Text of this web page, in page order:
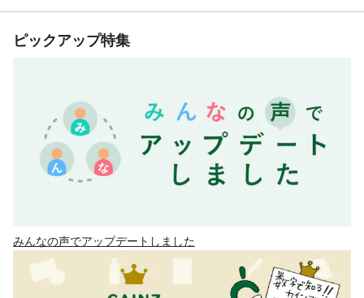
ピックアップ特集
みんなの声でアップデートしました